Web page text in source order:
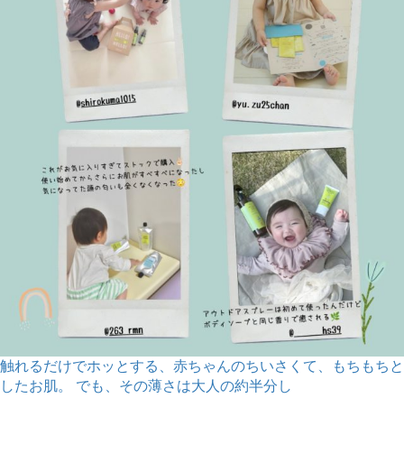
触れるだけでホッとする、赤ちゃんのちいさくて、もちもちと
したお肌。 でも、その薄さは大人の約半分し